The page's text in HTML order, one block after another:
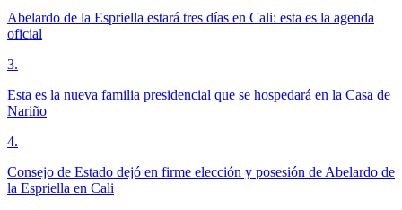
Abelardo de la Espriella estará tres días en Cali: esta es la agenda
oficial
3.
Esta es la nueva familia presidencial que se hospedará en la Casa de
Nariño
4.
Consejo de Estado dejó en firme elección y posesión de Abelardo de
la Espriella en Cali